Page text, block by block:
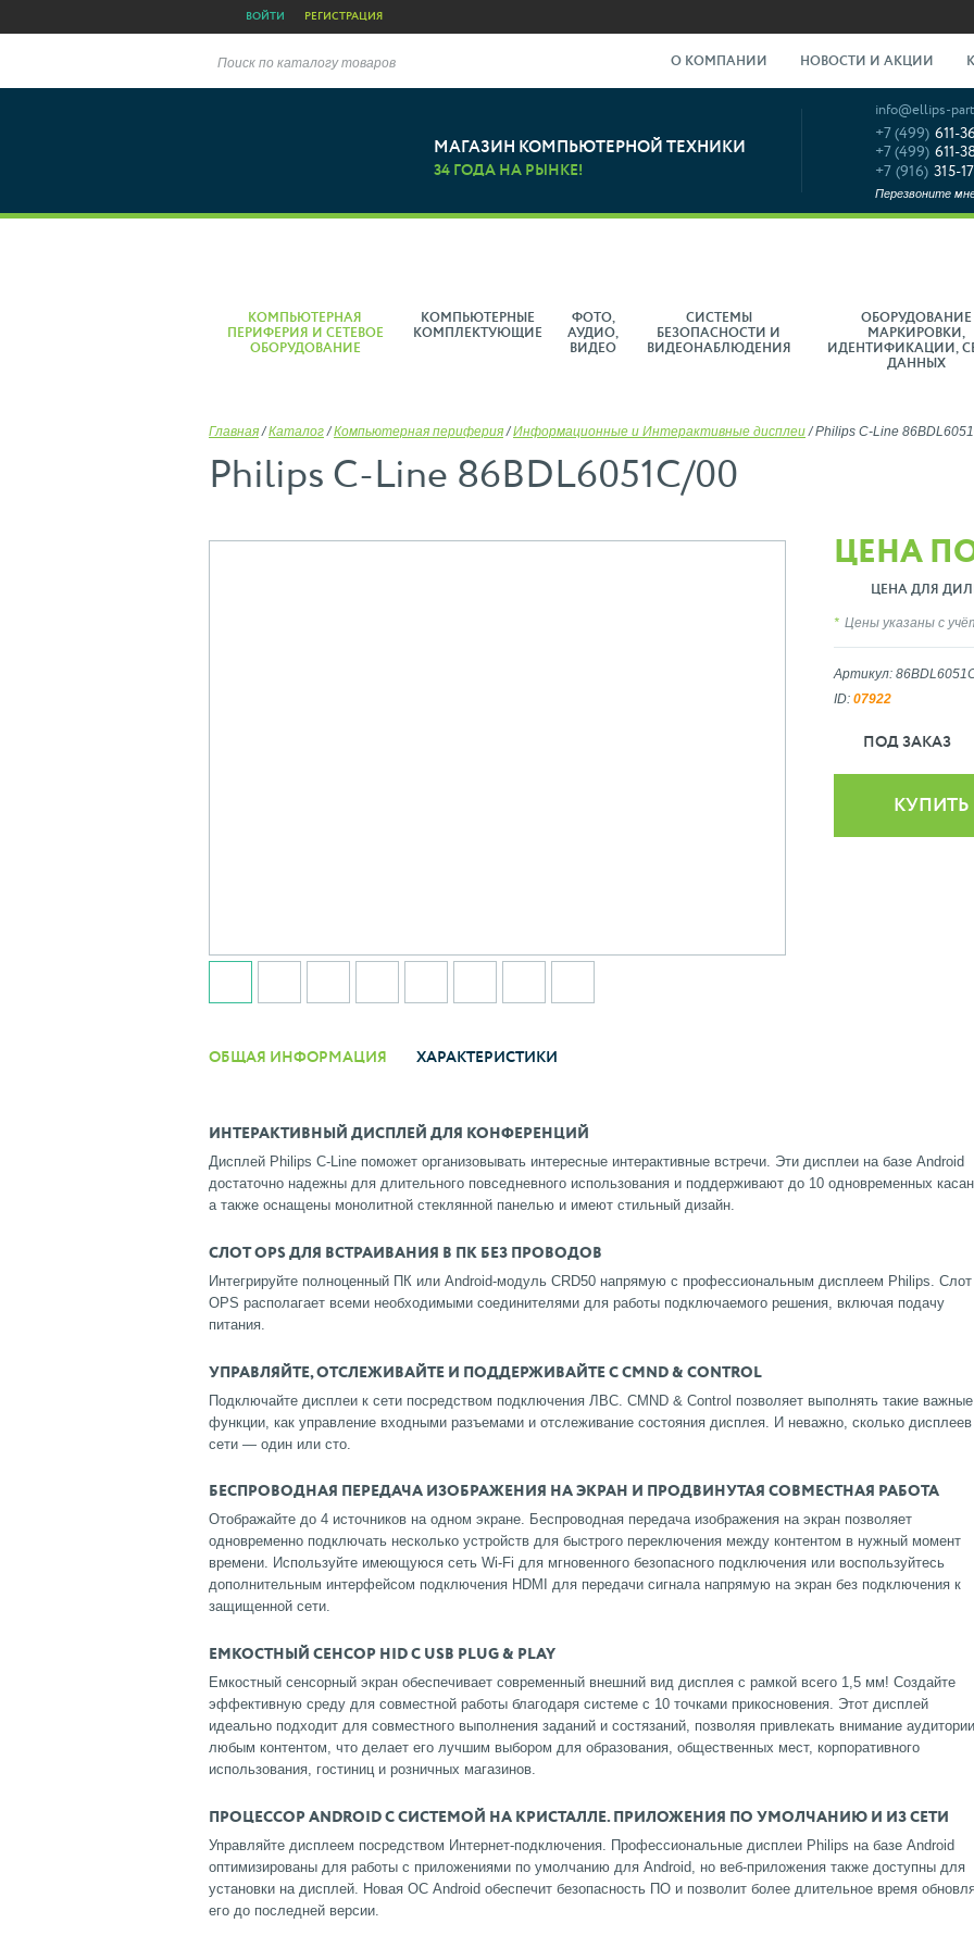
ВОЙТИ РЕГИСТРАЦИЯ
Поиск по каталогу товаров О КОМПАНИИ НОВОСТИ И АКЦИИ
МАГАЗИН КОМПЬЮТЕРНОЙ ТЕХНИКИ
34 ГОДА НА РЫНКЕ!
info@ellips-
+7 (499) 611-
+7 (499) 611-
+7 (916) 315-
Перезвоните
КОМПЬЮТЕРНАЯ
ПЕРИФЕРИЯ И СЕТЕВОЕ
ОБОРУДОВАНИЕ
КОМПЬЮТЕРНЫЕ
КОМПЛЕКТУЮЩИЕ
ФОТО,
АУДИО,
ВИДЕО
СИСТЕМЫ
БЕЗОПАСНОСТИ И
ВИДЕОНАБЛЮДЕНИЯ
ОБОРУДОВАНИЕ
МАРКИРОВКИ,
ИДЕНТИФИКАЦИИ,
ДАННЫХ
Главная /Каталог /Компьютерная периферия /Информационные и Интерактивные дисплеи /Philips C-Line
Philips C-Line 86BDL6051C/00
ЦЕНА
ЦЕНА ДЛЯ
Цены указаны с
Артикул:
ID: 07922
ПОД ЗАКАЗ
КУПИТЬ
ОБЩАЯ ИНФОРМАЦИЯ ХАРАКТЕРИСТИКИ
ИНТЕРАКТИВНЫЙ ДИСПЛЕЙ ДЛЯ КОНФЕРЕНЦИЙ
Дисплей Philips C-Line поможет организовывать интересные интерактивные встречи. Эти дисплеи на базе Android
достаточно надежны для длительного повседневного использования и поддерживают до 10 одновременных
а также оснащены монолитной стеклянной панелью и имеют стильный дизайн.
СЛОТ OPS ДЛЯ ВСТРАИВАНИЯ В ПК БЕЗ ПРОВОДОВ
Интегрируйте полноценный ПК или Android-модуль CRD50 напрямую с профессиональным дисплеем Philips. Слот
OPS располагает всеми необходимыми соединителями для работы подключаемого решения, включая подачу
питания.
УПРАВЛЯЙТЕ, ОТСЛЕЖИВАЙТЕ И ПОДДЕРЖИВАЙТЕ С CMND & CONTROL
Подключайте дисплеи к сети посредством подключения ЛВС. CMND & Control позволяет выполнять такие важные
функции, как управление входными разъемами и отслеживание состояния дисплея. И неважно, сколько
сети — один или сто.
БЕСПРОВОДНАЯ ПЕРЕДАЧА ИЗОБРАЖЕНИЯ НА ЭКРАН И ПРОДВИНУТАЯ СОВМЕСТНАЯ РАБОТА
Отображайте до 4 источников на одном экране. Беспроводная передача изображения на экран позволяет
одновременно подключать несколько устройств для быстрого переключения между контентом в нужный момент
времени. Используйте имеющуюся сеть Wi-Fi для мгновенного безопасного подключения или воспользуйтесь
дополнительным интерфейсом подключения HDMI для передачи сигнала напрямую на экран без подключения к
защищенной сети.
ЕМКОСТНЫЙ СЕНСОР HID С USB PLUG & PLAY
Емкостный сенсорный экран обеспечивает современный внешний вид дисплея с рамкой всего 1,5 мм! Создайте
эффективную среду для совместной работы благодаря системе с 10 точками прикосновения. Этот дисплей
идеально подходит для совместного выполнения заданий и состязаний, позволяя привлекать внимание аудитории
любым контентом, что делает его лучшим выбором для образования, общественных мест, корпоративного
использования, гостиниц и розничных магазинов.
ПРОЦЕССОР ANDROID С СИСТЕМОЙ НА КРИСТАЛЛЕ. ПРИЛОЖЕНИЯ ПО УМОЛЧАНИЮ И ИЗ СЕТИ
Управляйте дисплеем посредством Интернет-подключения. Профессиональные дисплеи Philips на базе Android
оптимизированы для работы с приложениями по умолчанию для Android, но веб-приложения также доступны для
установки на дисплей. Новая ОС Android обеспечит безопасность ПО и позволит более длительное время
его до последней версии.